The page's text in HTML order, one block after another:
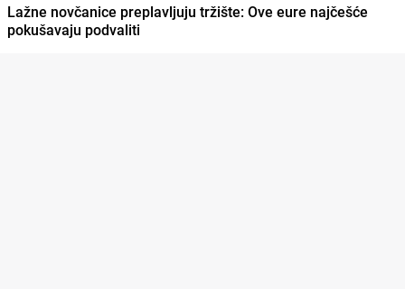
Lažne novčanice preplavljuju tržište: Ove eure najčešće
pokušavaju podvaliti